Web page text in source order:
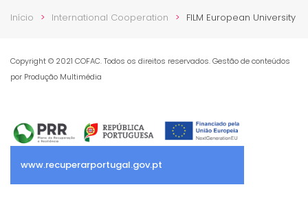
Início International Cooperation FILM European University
Copyright © 2021 COFAC. Todos os direitos reservados. Gestão de conteúdos
por Produção Multimédia
www.recuperarportugal.gov.pt